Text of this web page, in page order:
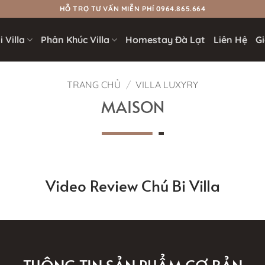
HỖ TRỢ TƯ VẤN MIỄN PHÍ 0964.865.664
Villa Phân Khúc Villa Homestay Đà Lạt Liên Hệ
TRANG CHỦ / VILLA LUXYRY
MAISON
Video Review Chú Bi Villa